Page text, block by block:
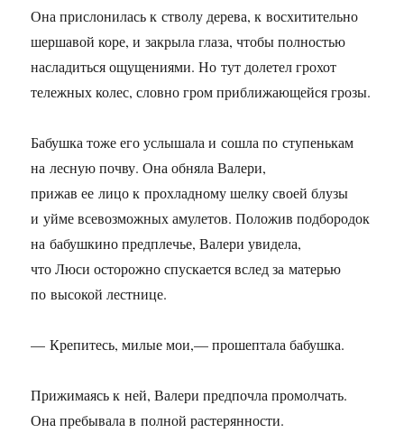
Она прислонилась к стволу дерева, к восхитительно
шершавой коре, и закрыла глаза, чтобы полностью
насладиться ощущениями. Но тут долетел грохот
тележных колес, словно гром приближающейся грозы.
Бабушка тоже его услышала и сошла по ступенькам
на лесную почву. Она обняла Валери,
прижав ее лицо к прохладному шелку своей блузы
и уйме всевозможных амулетов. Положив подбородок
на бабушкино предплечье, Валери увидела,
что Люси осторожно спускается вслед за матерью
по высокой лестнице.
— Крепитесь, милые мои,— прошептала бабушка.
Прижимаясь к ней, Валери предпочла промолчать.
Она пребывала в полной растерянности.